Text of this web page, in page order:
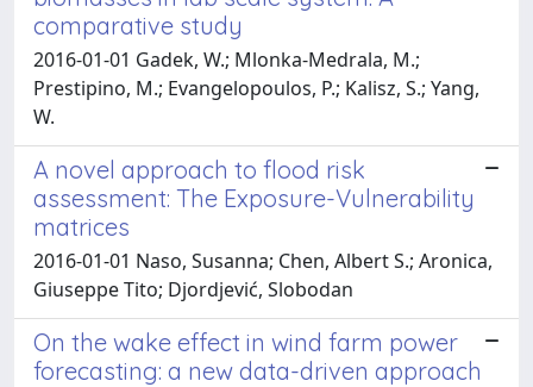
comparative study
2016-01-01 Gadek, W.; Mlonka-Medrala, M.;
Prestipino, M.; Evangelopoulos, P.; Kalisz, S.; Yang,
W.
A novel approach to flood risk
assessment: The Exposure-Vulnerability
matrices
2016-01-01 Naso, Susanna; Chen, Albert S.; Aronica,
Giuseppe Tito; Djordjević, Slobodan
On the wake effect in wind farm power
forecasting: a new data-driven approach